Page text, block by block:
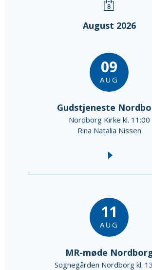
August 2026
09
AUG
Gudstjeneste
Nordborg Kirke kl. 11:00
Rina Natalia Nissen
11
AUG
MR-møde
Sognegården Nordborg kl.